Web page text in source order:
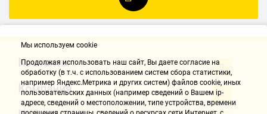
Контакты
Компания
Мы используем cookie
Продолжая использовать наш cайт, Вы даете согласие на
обработку (в т.ч. с использованием систем сбора статистики,
например Яндекс.Метрика и других систем) файлов cookie, иных
пользовательских данных (например сведений о Вашем ip-
адресе, сведений о местоположении, типе устройства, времени